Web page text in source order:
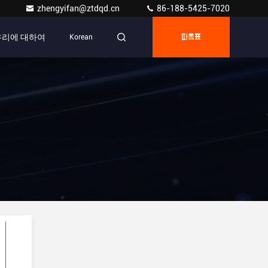
zhengyifan@ztdqd.cn 86-188-5425-7020
리에 대하여 Korean 따옴표